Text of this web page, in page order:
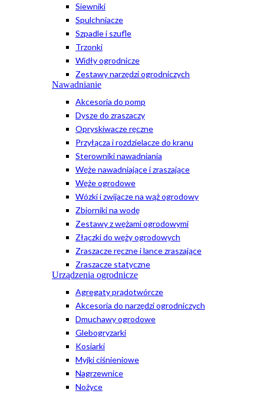
Siewniki
Spulchniacze
Szpadle i szufle
Trzonki
Widły ogrodnicze
Zestawy narzędzi ogrodniczych
Nawadnianie
Akcesoria do pomp
Dysze do zraszaczy
Opryskiwacze ręczne
Przyłącza i rozdzielacze do kranu
Sterowniki nawadniania
Węże nawadniające i zraszające
Węże ogrodowe
Wózki i zwijacze na wąż ogrodowy
Zbiorniki na wodę
Zestawy z wężami ogrodowymi
Złączki do węży ogrodowych
Zraszacze ręczne i lance zraszające
Zraszacze statyczne
Urządzenia ogrodnicze
Agregaty prądotwórcze
Akcesoria do narzędzi ogrodniczych
Dmuchawy ogrodowe
Glebogryzarki
Kosiarki
Myjki ciśnieniowe
Nagrzewnice
Nożyce